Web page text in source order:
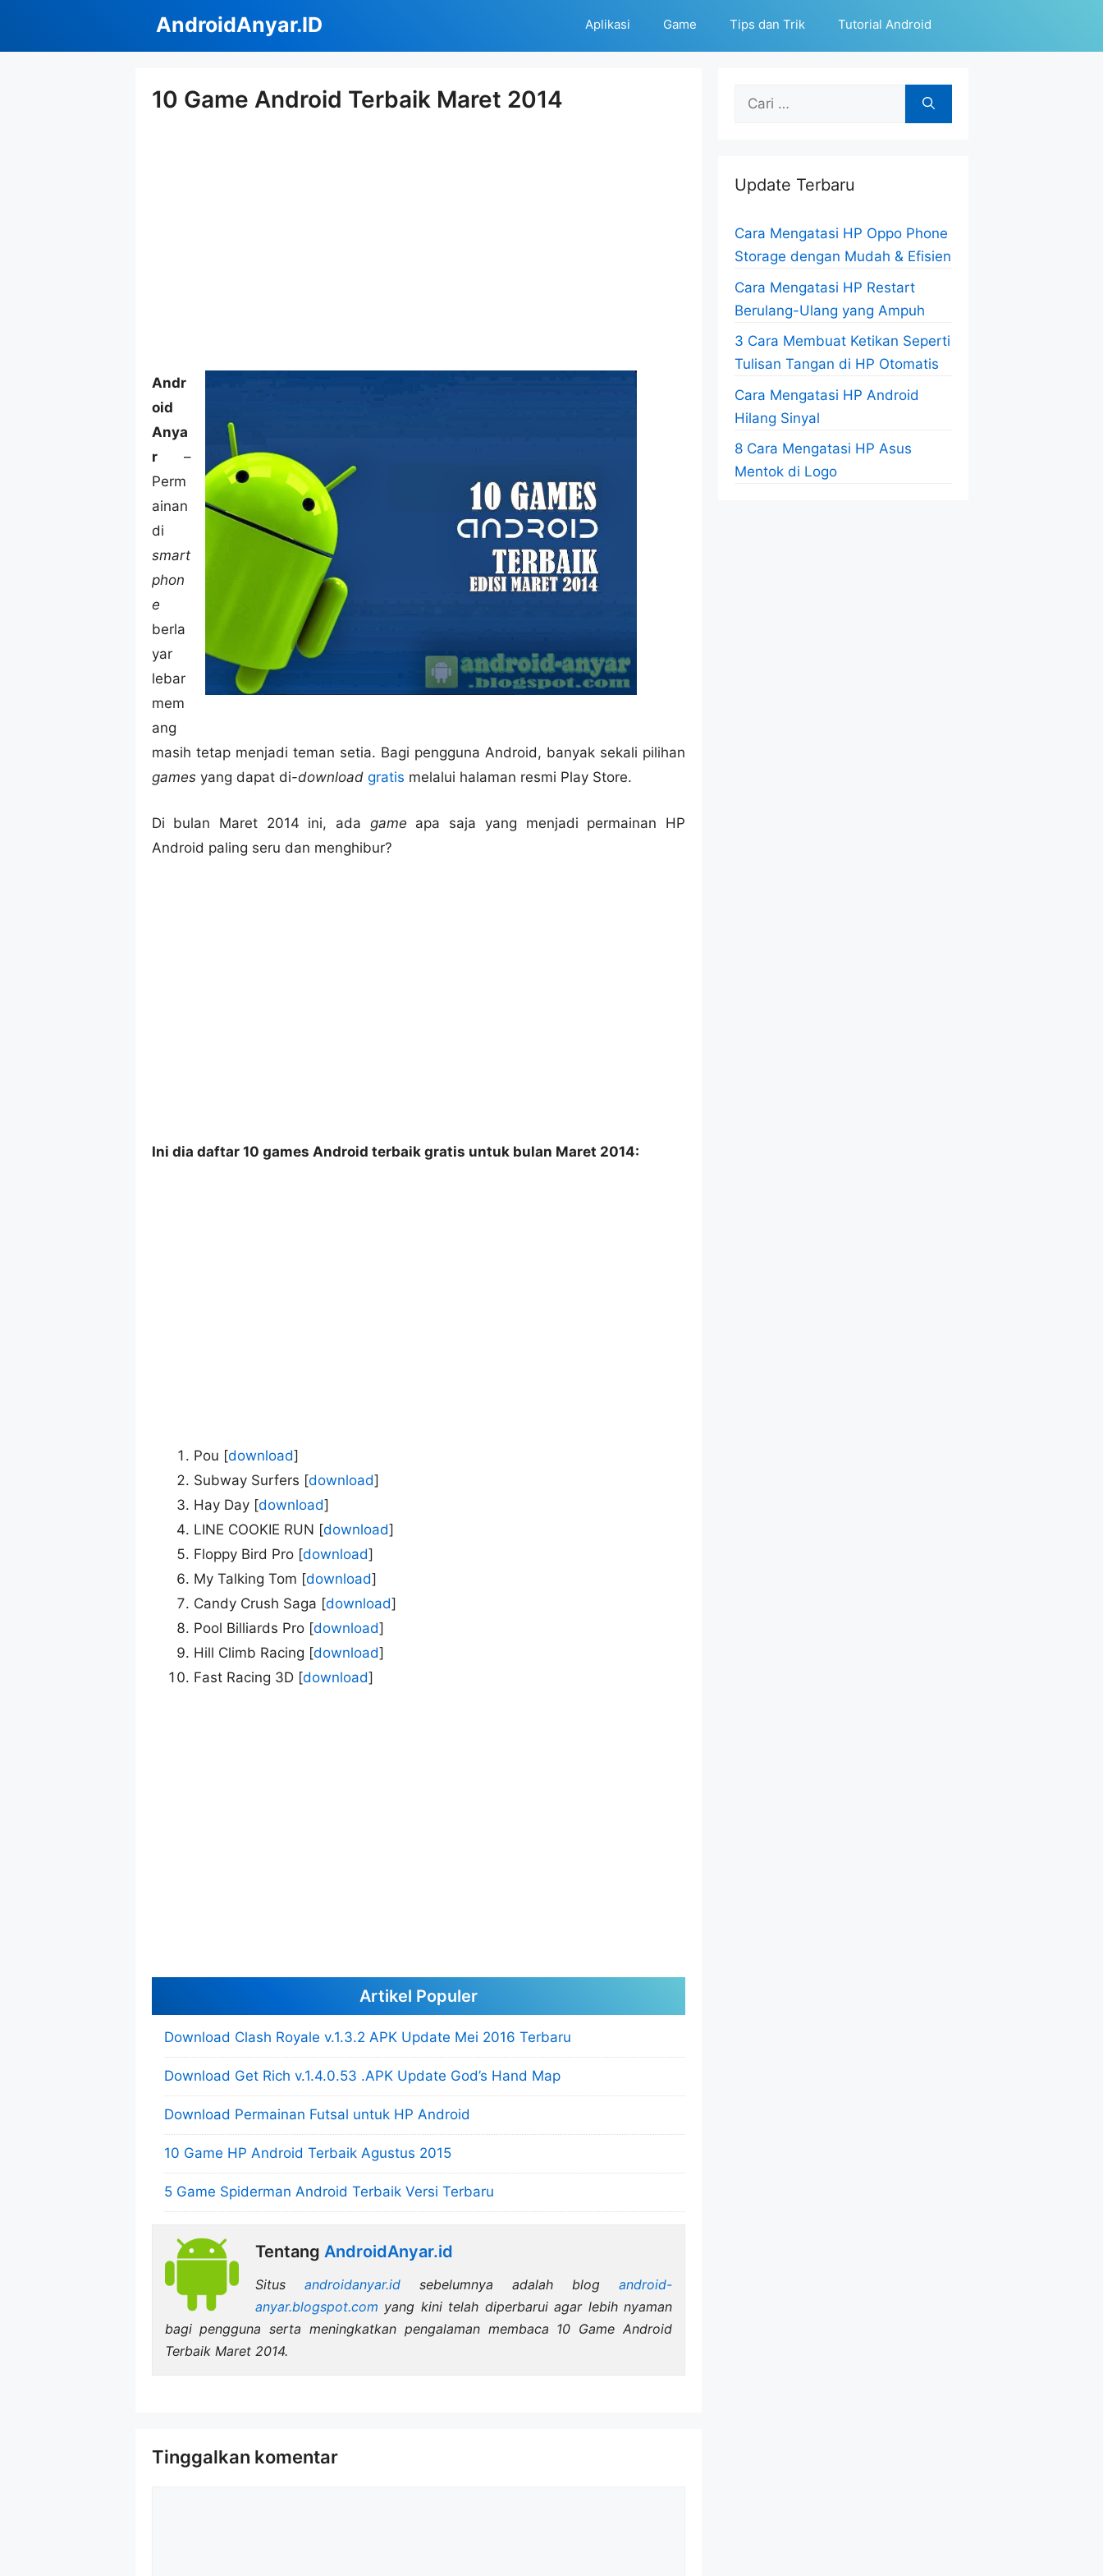
isi
AndroidAnyar.ID Aplikasi Game Tips dan Trik Tutorial Android
10 Game Android Terbaik Maret 2014
Andr
oid
Anya
r–
Perm
ainan
di
smart
phon
e
berla
yar
lebar
mem
ang
masih tetap menjadi teman setia. Bagi pengguna Android, banyak sekali pilihan
gamesyang dapat di-download gratis melalui halaman resmi Play Store.
Di bulan Maret 2014 ini, ada game apa saja yang menjadi permainan HP
Android paling seru dan menghibur?
Ini dia daftar 10 games Android terbaik gratis untuk bulan Maret 2014:
Pou [download]
Subway Surfers [download]
Hay Day [download]
LINE COOKIE RUN [download]
Floppy Bird Pro [download]
My Talking Tom [download]
Candy Crush Saga [download]
Pool Billiards Pro [download]
Hill Climb Racing [download]
Fast Racing 3D [download]
Artikel Populer
Download Clash Royale v.1.3.2 APK Update Mei 2016 Terbaru
Download Get Rich v.1.4.0.53 .APK Update God’s Hand Map
Download Permainan Futsal untuk HP Android
10 Game HP Android Terbaik Agustus 2015
5 Game Spiderman Android Terbaik Versi Terbaru
Tentang AndroidAnyar.id
Situs androidanyar.idsebelumnya adalah blogandroid-
anyar.blogspot.com yang kini telah diperbarui agar lebih nyaman
bagi pengguna serta meningkatkan pengalaman membaca 10 Game Android
Terbaik Maret 2014.
Tinggalkan komentar
Cari
Update Terbaru
Cara Mengatasi HP Oppo Phone
Storage dengan Mudah & Efisien
Cara Mengatasi HP Restart
Berulang-Ulang yang Ampuh
3 Cara Membuat Ketikan Seperti
Tulisan Tangan di HP Otomatis
Cara Mengatasi HP Android
Hilang Sinyal
8 Cara Mengatasi HP Asus
Mentok di Logo